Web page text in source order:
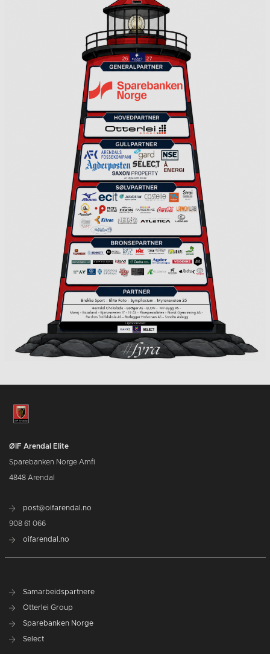
ØIF Arendal Elite
Sparebanken Norge Amfi
4848 Arendal
post@oifarendal.no
908 61 066
oifarendal.no
Samarbeidspartnere
Otterlei Group
Sparebanken Norge
Select